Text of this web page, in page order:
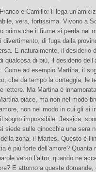
e Camillo: li lega
vera, fortissima. Vivono a
prima che il fiume si perda nel
divertimento, di fuga dalla
E naturalmente, il desiderio
qualcosa di più, il desiderio
Come ad esempio Martina, il
che da tempo la corteggia, le
lettere. Ma Martina è
piace, ma non nel modo
non nel modo in cui gli si
sogno impossibile: Jessica,
siede sulle ginocchia una sera
zona, il Martes. Questo è
è più forte dell’amore?
verso l’altro, quando ne
E attorno a queste